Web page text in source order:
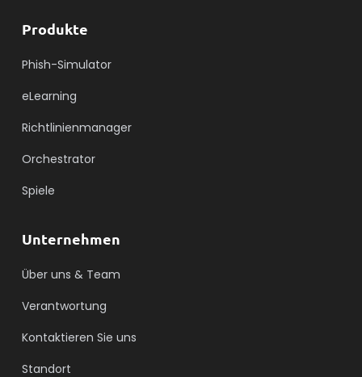
Produkte
Phish-Simulator
eLearning
Richtlinienmanager
Orchestrator
Spiele
Unternehmen
Über uns & Team
Verantwortung
Kontaktieren Sie uns
Standort